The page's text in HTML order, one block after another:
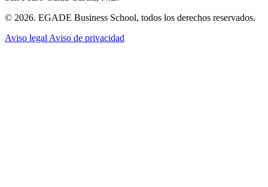
© 2026. EGADE Business School, todos los derechos reservados.
Aviso legal Aviso de privacidad